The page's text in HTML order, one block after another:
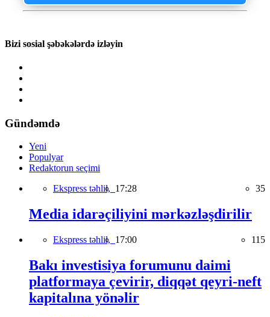
Bizi sosial şəbəkələrdə izləyin
Gündəmdə
Yeni
Populyar
Redaktorun seçimi
Ekspress təhlil, 17:28 35
Media idarəçiliyini mərkəzləşdirilir
Ekspress təhlil, 17:00 115
Bakı investisiya forumunu daimi
platformaya çevirir, diqqət qeyri-neft
kapitalına yönəlir